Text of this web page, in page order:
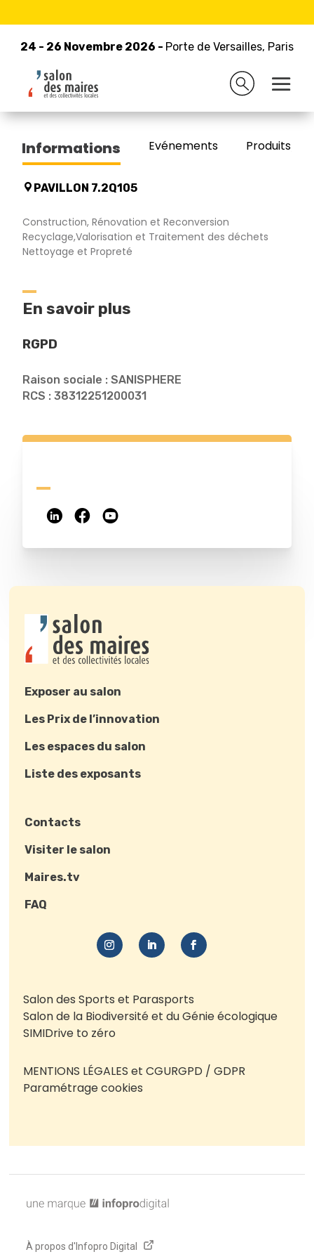
24 - 26 Novembre 2026 - Porte de Versailles, Paris
24 - 26 Novembre 2026 - Porte de Versailles, Paris
Retour à la liste des exposants
SANISPHERE
Informations Evénements Produits/
PAVILLON 7.2Q105
Construction, Rénovation et Reconversion
Recyclage,Valorisation et Traitement des déchets
Nettoyage et Propreté
En savoir plus
RGPD
Raison sociale : SANISPHERE
RCS : 38312251200031
Exposer au salon
Les Prix de l’innovation
Les espaces du salon
Liste des exposants
Contacts
Visiter le salon
Maires.tv
FAQ
Salon des Sports et Parasports
Salon de la Biodiversité et du Génie écologique
SIMIDrive to zéro
MENTIONS LÉGALES et CGURGPD / GDPR
Paramétrage cookies